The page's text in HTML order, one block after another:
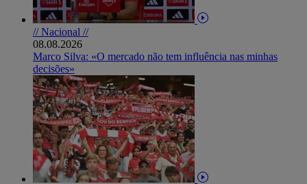
// Nacional //
08.08.2026
Marco Silva: «O mercado não tem influência nas minhas
decisões»